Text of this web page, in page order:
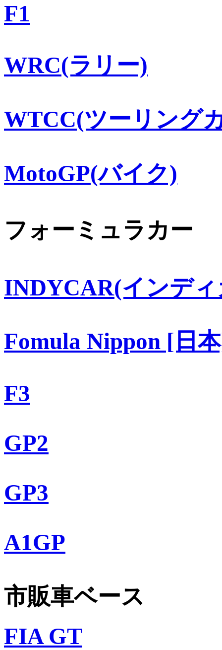
F1
WRC(ラリー)
WTCC(ツーリング
MotoGP(バイク)
フォーミュラカー
INDYCAR(インデ
Fomula Nippon [日
F3
GP2
GP3
A1GP
市販車ベース
FIA GT